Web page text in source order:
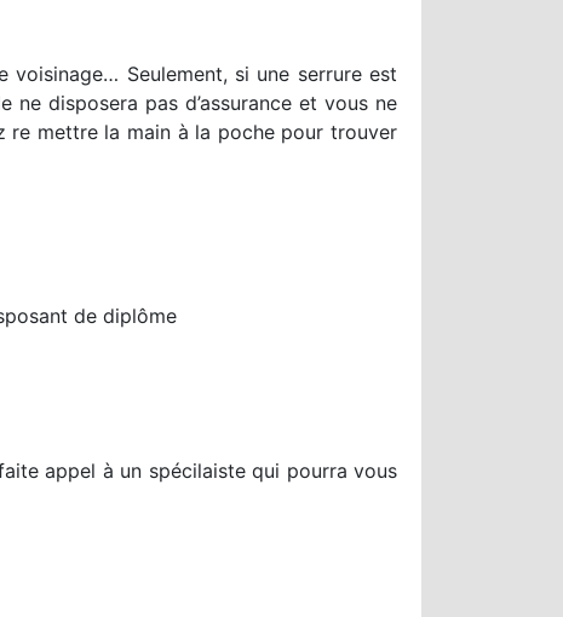
Seulement, si une serrure est
disposera pas d’assurance et vous ne
re mettre la main à la poche pour trouver
de diplôme
appel à un spécilaiste qui pourra vous